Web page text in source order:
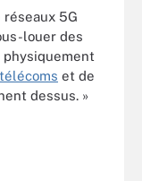
5G
louer des
et de
dessus. »